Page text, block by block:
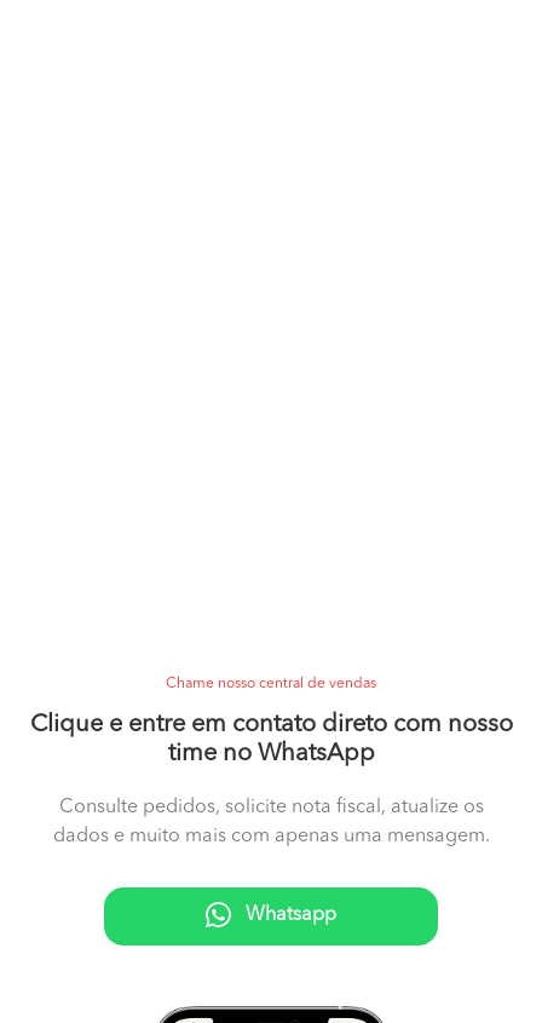
Chame nosso central de vendas
Clique e entre em contato direto com nosso
time no WhatsApp
Consulte pedidos, solicite nota fiscal, atualize os
dados e muito mais com apenas uma mensagem.
Whatsapp